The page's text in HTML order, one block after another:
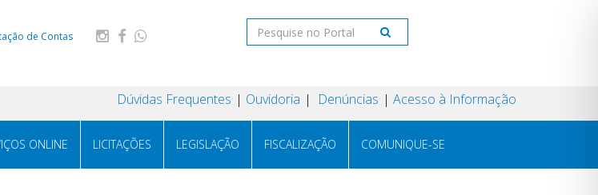
de Contas
Dúvidas Frequentes Ouvidoria Denúncias Acesso à Informação
ONLINE LICITAÇÕES LEGISLAÇÃO FISCALIZAÇÃO COMUNIQUE-SE